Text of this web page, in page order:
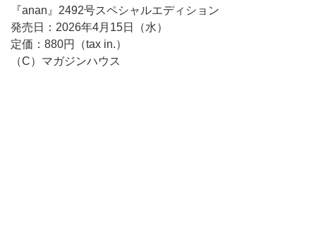
『anan』2492号スペシャルエディション
発売日：2026年4月15日（水）
定価：880円（tax in.）
（C）マガジンハウス